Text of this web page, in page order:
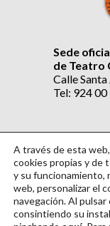
Sede
de Teatro
Calle
Tel: 924 00
A través de esta
cookies propias y de
y su funcionamiento,
web, personalizar el
navegación. Al
consintiendo su